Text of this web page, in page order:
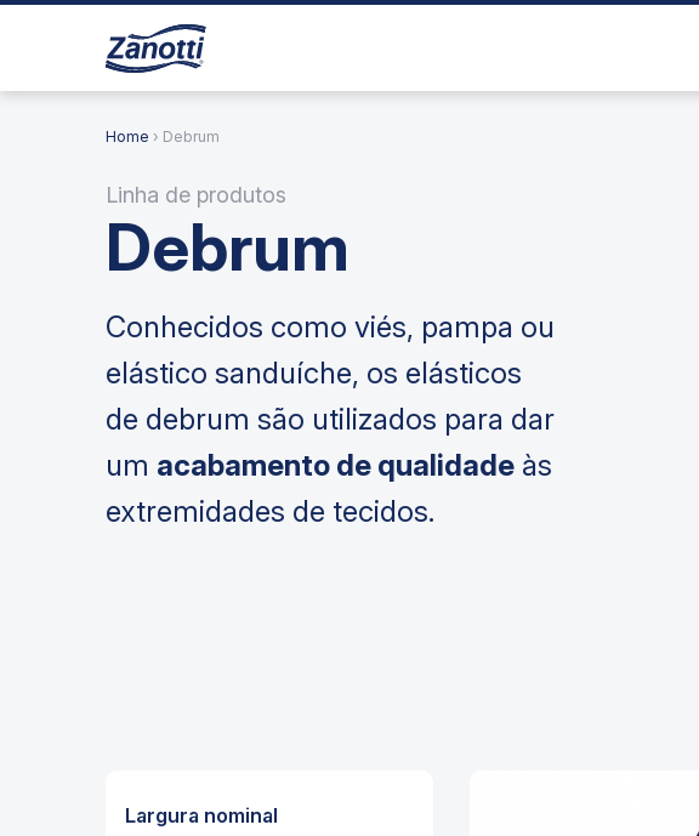
Home › Debrum
Linha de produtos
Debrum
Conhecidos como viés, pampa ou
elástico sanduíche, os elásticos
de debrum são utilizados para dar
um acabamento de qualidade às
extremidades de tecidos.
Largura nominal